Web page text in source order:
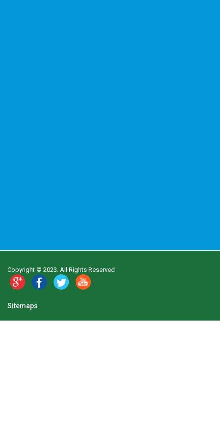
Copyright © 2023. All Rights Reserved
Sitemaps